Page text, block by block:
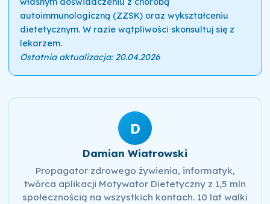
autoimmunologiczną (ZZSK) oraz wykształceniu
dietetycznym. W razie wątpliwości skonsultuj się z
lekarzem.
Ostatnia aktualizacja: 20.04.2026
D
Damian Wiatrowski
Propagator zdrowego żywienia, informatyk,
twórca aplikacji Motywator Dietetyczny z 1,5 mln
społecznością na wszystkich kontach. 10 lat walki